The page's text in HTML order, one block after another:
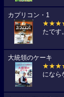
カプリコン・1
たです
大統領のケーキ
になら